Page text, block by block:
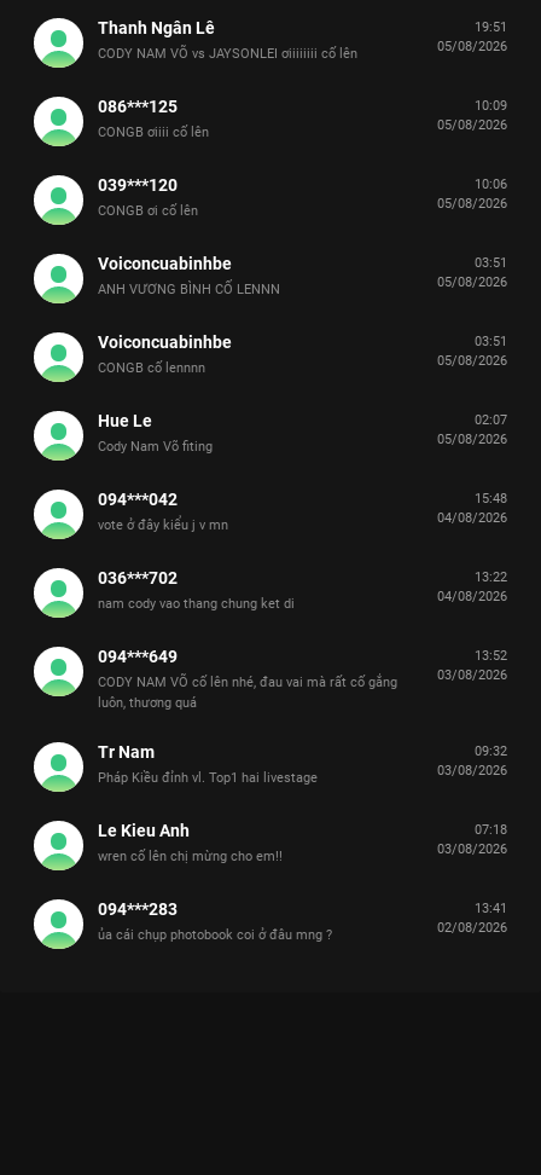
Thanh Ngân Lê
CODY NAM VÕ vs JAYSONLEI ơiiiiiiii cố lên
19:51
05/08/2026
086***125
CONGB ơiiii cố lên
10:09
05/08/2026
039***120
CONGB ơi cố lên
10:06
05/08/2026
Voiconcuabinhbe
ANH VƯƠNG BÌNH CỐ LENNN
03:51
05/08/2026
Voiconcuabinhbe
CONGB cố lennnn
03:51
05/08/2026
Hue Le
Cody Nam Võ fiting
02:07
05/08/2026
094***042
vote ở đây kiểu j v mn
15:48
04/08/2026
036***702
nam cody vao thang chung ket di
13:22
04/08/2026
094***649
CODY NAM VÕ cố lên nhé, đau vai mà rất cố gắng
luôn, thương quá
13:52
03/08/2026
Tr Nam
Pháp Kiều đỉnh vl. Top1 hai livestage
09:32
03/08/2026
Le Kieu Anh
wren cố lên chị mừng cho em!!
07:18
03/08/2026
094***283
ủa cái chụp photobook coi ở đâu mng ?
13:41
02/08/2026